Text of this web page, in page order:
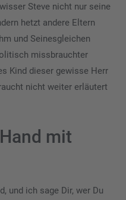
Steve nicht nur seine
hetzt andere Eltern
und Seinesgleichen
missbrauchter
Kind dieser gewisse Herr
nicht weiter erläutert
mit
und ich sage Dir, wer Du